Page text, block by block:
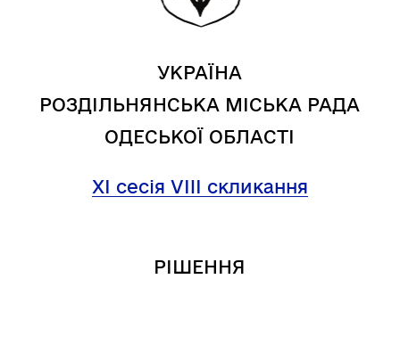
УКРАЇНА
РОЗДІЛЬНЯНСЬКА МІСЬКА РАДА
ОДЕСЬКОЇ ОБЛАСТІ
XI сесія VIII скликання
РІШЕННЯ